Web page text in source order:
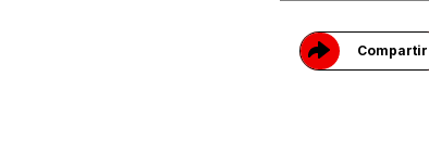
Compartir